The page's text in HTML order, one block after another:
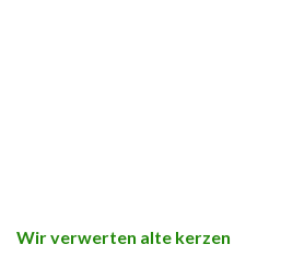
Wir verwerten alte kerzen